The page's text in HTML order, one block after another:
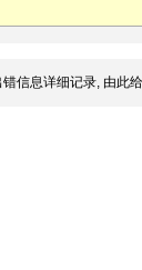
信息详细记录, 由此